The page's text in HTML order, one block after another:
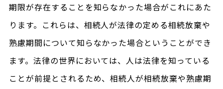
期限が存在することを知らなかった場合がこれにあた
ります。これらは、相続人が法律の定める相続放棄や
熟慮期間について知らなかった場合ということができ
ます。法律の世界においては、人は法律を知っている
ことが前提とされるため、相続人が相続放棄や熟慮期